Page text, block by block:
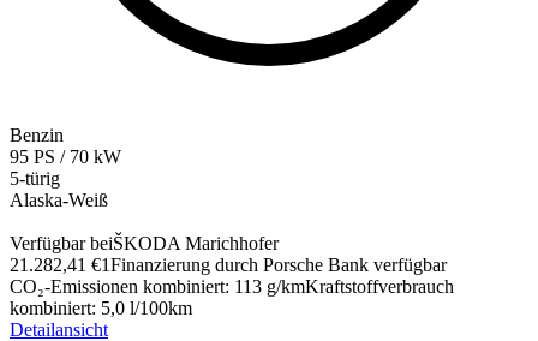
Benzin
95 PS / 70 kW
5-türig
Alaska-Weiß
Verfügbar beiŠKODA Marichhofer
21.282,41 €1Finanzierung durch Porsche Bank verfügbar
CO₂-Emissionen kombiniert: 113 g/kmKraftstoffverbrauch
kombiniert: 5,0 l/100km
Detailansicht